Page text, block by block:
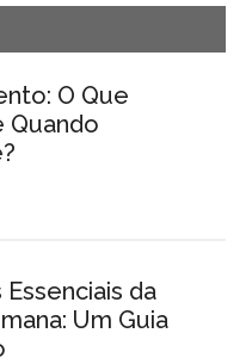
O Que
Quando
Essenciais da
Um Guia